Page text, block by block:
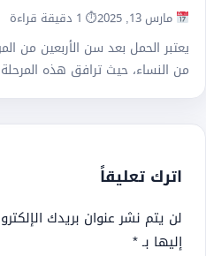
مارس 13, 2025 ⏱ 1 دقيقة قراءة
يعتبر الحمل بعد سن الأربعين من
من النساء، حيث ترافق هذه
اترك تعليقاً
لن يتم نشر عنوان بريدك
إليها بـ*